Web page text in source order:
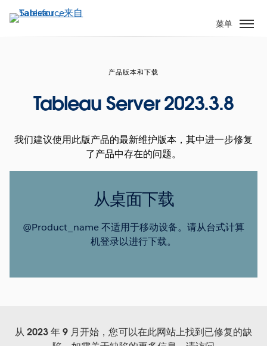
转
菜单
产品版本和下载
Tableau Server 2023.3.8
我们建议使用此版产品的最新维护版本，其中进一步修复
了产品中存在的问题。
从桌面下载
@Product_name 不适用于移动设备。请从台式计算
机登录以进行下载。
从 2023 年 9 月开始，您可以在此网站上找到已修复的缺